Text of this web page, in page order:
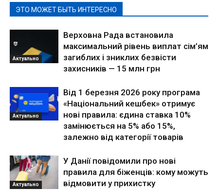
ЭТО МОЖЕТ БЫТЬ ИНТЕРЕСНО
Актуально
Верховна Рада встановила
максимальний рівень виплат сім’ям
загиблих і зниклих безвісти
захисників — 15 млн грн
Актуально
Від 1 березня 2026 року програма
«Національний кешбек» отримує
нові правила: єдина ставка 10%
замінюється на 5% або 15%,
залежно від категорії товарів
Актуально
У Данії повідомили про нові
правила для біженців: кому можуть
відмовити у прихистку